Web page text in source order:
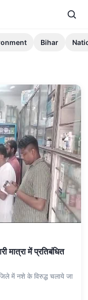
Bihar
मात्रा में प्रतिबंधित
में नशे के विरुद्ध चलाये जा